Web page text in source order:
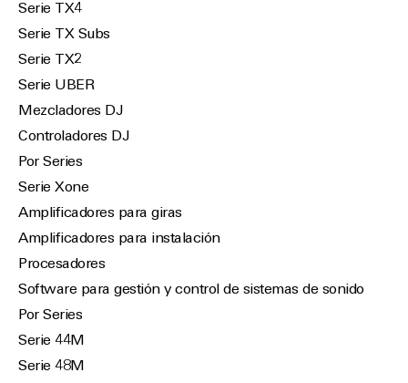
Serie TX4
Serie TX Subs
Serie TX2
Serie UBER
Mezcladores DJ
Controladores DJ
Por Series
Serie Xone
Amplificadores para giras
Amplificadores para instalación
Procesadores
Software para gestión y control de sistemas de sonido
Por Series
Serie 44M
Serie 48M